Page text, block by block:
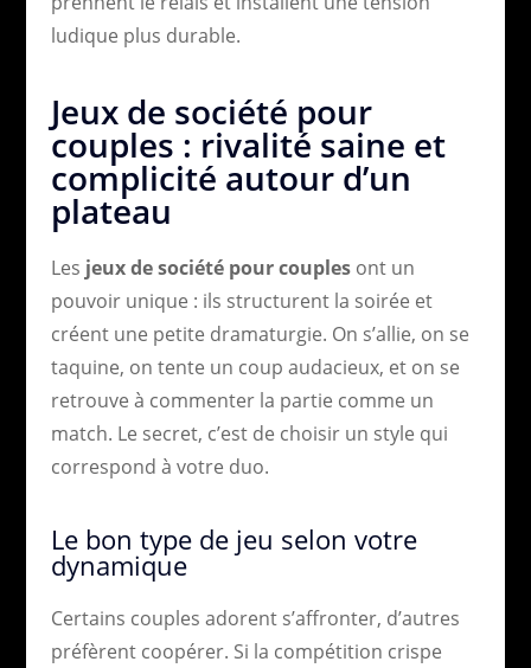
ludique plus durable.
Jeux de société pour
couples : rivalité saine et
complicité autour d’un
plateau
Les jeux de société pour couplesont un
pouvoir unique : ils structurent la soirée et
créent une petite dramaturgie. On s’allie, on se
taquine, on tente un coup audacieux, et on se
retrouve à commenter la partie comme un
match. Le secret, c’est de choisir un style qui
correspond à votre duo.
Le bon type de jeu selon votre
dynamique
Certains couples adorent s’affronter, d’autres
préfèrent coopérer. Si la compétition crispe